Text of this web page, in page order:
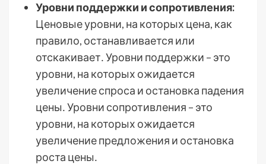
Уровни поддержки и сопротивления:
Ценовые уровни, на которых цена, как
правило, останавливается или
отскакивает․ Уровни поддержки – это
уровни, на которых ожидается
увеличение спроса и остановка падения
цены․ Уровни сопротивления – это
уровни, на которых ожидается
увеличение предложения и остановка
роста цены․